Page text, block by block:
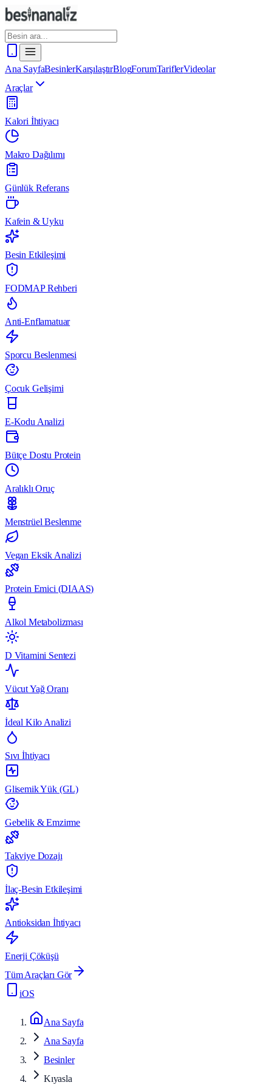
Ana SayfaBesinlerKarşılaştırBlogForumTariflerVideolar
Araçlar
Kalori İhtiyacı
Makro Dağılımı
Günlük Referans
Kafein & Uyku
Besin Etkileşimi
FODMAP Rehberi
Anti-Enflamatuar
Sporcu Beslenmesi
Çocuk Gelişimi
E-Kodu Analizi
Bütçe Dostu Protein
Aralıklı Oruç
Menstrüel Beslenme
Vegan Eksik Analizi
Protein Emici (DIAAS)
Alkol Metabolizması
D Vitamini Sentezi
Vücut Yağ Oranı
İdeal Kilo Analizi
Sıvı İhtiyacı
Glisemik Yük (GL)
Gebelik & Emzirme
Takviye Dozajı
İlaç-Besin Etkileşimi
Antioksidan İhtiyacı
Enerji Çöküşü
Tüm Araçları Gör
iOS
Ana Sayfa
Ana Sayfa
Besinler
Kıyasla